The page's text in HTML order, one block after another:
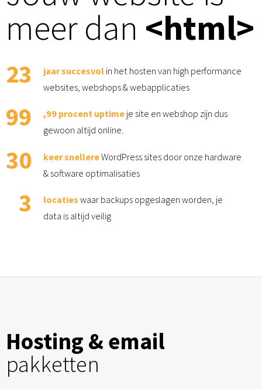
meer dan <html>
23 jaar succesvol in het hosten van high performance
websites, webshops & webapplicaties
99 ,99 procent uptime je site en webshop zijn dus
gewoon altijd online.
30 keer snellereWordPress sites door onze hardware
& software optimalisaties
3 locaties waar backups opgeslagen worden, je
data is altijd veilig
Hosting & email
pakketten